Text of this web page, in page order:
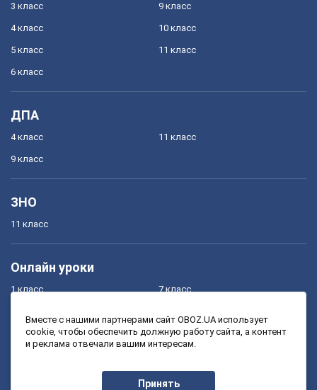
3 класс
4 класс
5 класс
6 класс
9 класс
10 класс
11 класс
ДПА
4 класс
9 класс
11 класс
ЗНО
11 класс
Онлайн уроки
1 класс
3 класс
7 класс
9 класс
Вместе с нашими партнерами сайт OBOZ.UA использует
cookie, чтобы обеспечить должную работу сайта, а контент
и реклама отвечали вашим интересам.
Принять